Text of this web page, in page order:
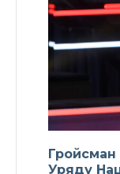
Гройсман
Уряду